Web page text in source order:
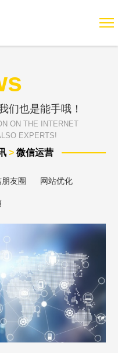
们也是能手哦！
ON THE INTERNET
EXPERTS!
> 微信运营
友圈 网站优化